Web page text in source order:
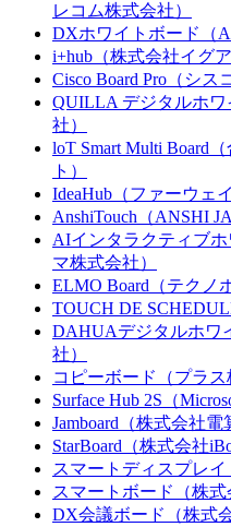
レコム株式会社）
DXホワイトボード（
i+hub（株式会社イグア
Cisco Board Pro（シス
QUILLA デジタルホ
社）
loT Smart Multi Board
ト）
IdeaHub（ファーウェイ
AnshiTouch（ANSHI
AIインタラクティブ
マ株式会社）
ELMO Board（テクノ
TOUCH DE
DAHUAデジタルホワ
社）
コピーボード（プラス
Surface Hub 2S（
Jamboard（株式会社電
StarBoard（株式会社
スマートディスプレイ
スマートボード（株式
DX会議ボード（株式